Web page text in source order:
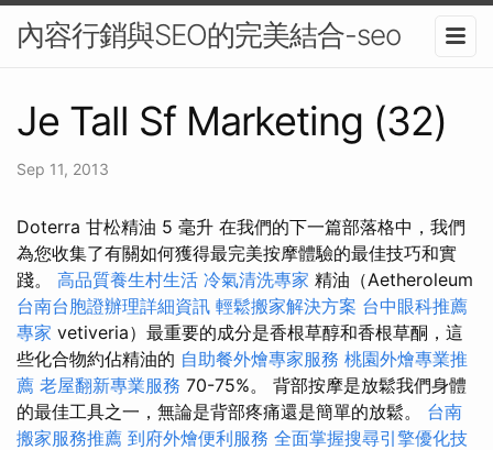
內容行銷與SEO的完美結合-seo
Je Tall Sf Marketing (32)
Sep 11, 2013
Doterra 甘松精油 5 毫升 在我們的下一篇部落格中，我們
為您收集了有關如何獲得最完美按摩體驗的最佳技巧和實
踐。 高品質養生村生活 冷氣清洗專家 精油（Aetheroleum
台南台胞證辦理詳細資訊 輕鬆搬家解決方案 台中眼科推薦
專家 vetiveria）最重要的成分是香根草醇和香根草酮，這
些化合物約佔精油的 自助餐外燴專家服務 桃園外燴專業推
薦 老屋翻新專業服務 70-75%。 背部按摩是放鬆我們身體
的最佳工具之一，無論是背部疼痛還是簡單的放鬆。 台南
搬家服務推薦 到府外燴便利服務 全面掌握搜尋引擎優化技